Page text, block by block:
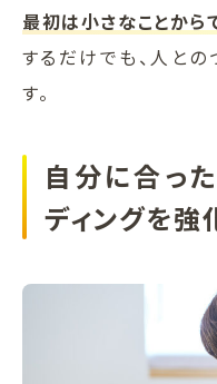
最初は小さなことから
するだけでも、人と
す。
自分に合っ
ディングを強